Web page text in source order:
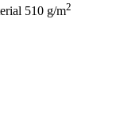
510 g/m2